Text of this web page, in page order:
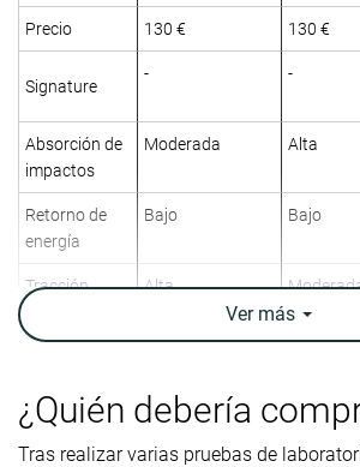
Precio 130 € 130 €
Signature
- -
Absorción de
impactos
Moderada Alta
Retorno de
energía
Bajo Bajo
Tracción Alta
Top
Peso
laboratorio
13.2 oz / 373g 13.6 oz /
Ver más
¿Quién debería
Tras realizar varias pruebas de